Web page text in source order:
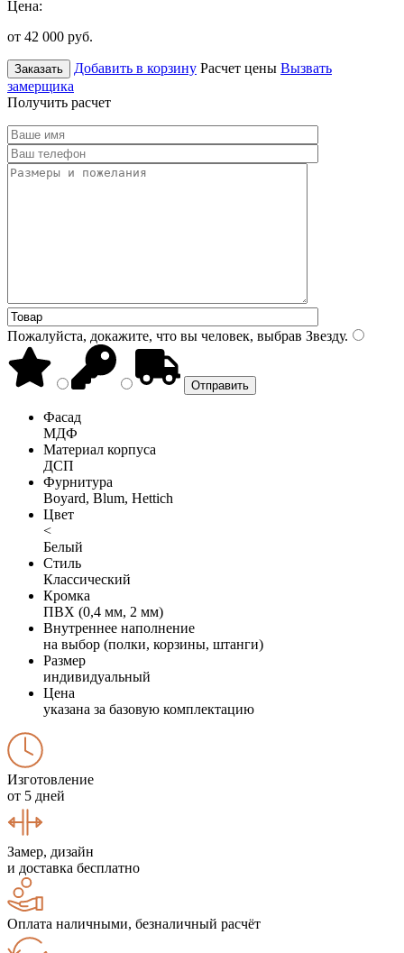
Цена:
от 42 000 руб.
Заказать Добавить в корзину Расчет цены Вызвать
замерщика
Получить расчет
Пожалуйста, докажите, что вы человек, выбрав Звезду.
Фасад
МДФ
Материал корпуса
ДСП
Фурнитура
Boyard, Blum, Hettich
Цвет
<
Белый
Стиль
Классический
Кромка
ПВХ (0,4 мм, 2 мм)
Внутреннее наполнение
на выбор (полки, корзины, штанги)
Размер
индивидуальный
Цена
указана за базовую комплектацию
Изготовление
от 5 дней
Замер, дизайн
и доставка бесплатно
Оплата наличными, безналичный расчёт